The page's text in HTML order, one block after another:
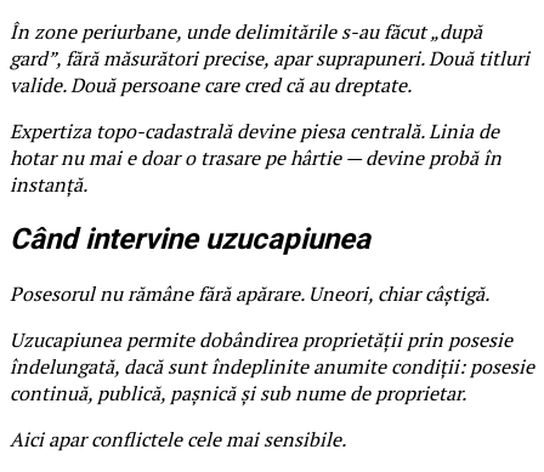
În zone periurbane, unde delimitările s-au făcut „după
gard”, fără măsurători precise, apar suprapuneri. Două titluri
valide. Două persoane care cred că au dreptate.
Expertiza topo-cadastrală devine piesa centrală. Linia de
hotar nu mai e doar o trasare pe hârtie — devine probă în
instanță.
Când intervine uzucapiunea
Posesorul nu rămâne fără apărare. Uneori, chiar câștigă.
Uzucapiunea permite dobândirea proprietății prin posesie
îndelungată, dacă sunt îndeplinite anumite condiții: posesie
continuă, publică, pașnică și sub nume de proprietar.
Aici apar conflictele cele mai sensibile.